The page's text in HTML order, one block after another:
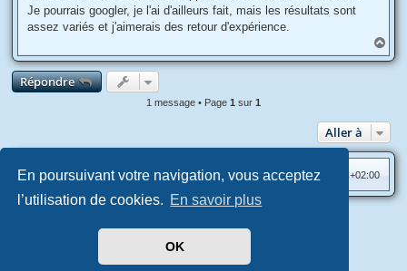
En poursuivant votre navigation, vous acceptez
l’utilisation de cookies. En savoir plus
OK
Je pourrais googler, je l'ai d'ailleurs fait, mais les résultats sont
assez variés et j'aimerais des retour d'expérience.
a
u
Répondre
1 message • Page 1 sur 1
Aller à
Accueil Index du forum Heures au format UTC+02:00